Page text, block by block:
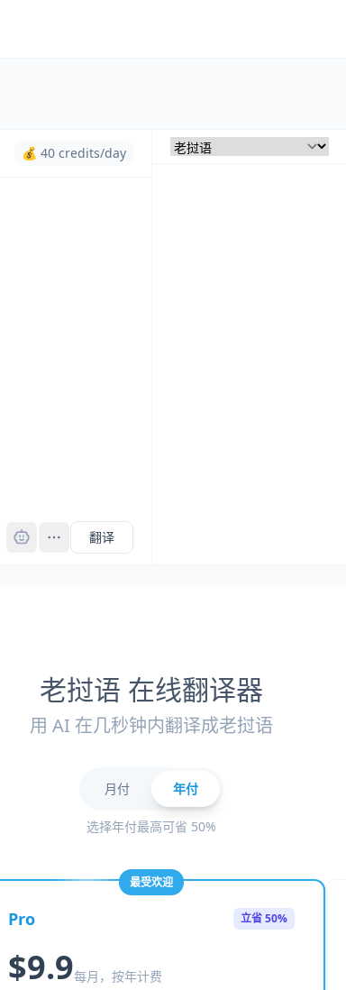
💰 40 credits/day
翻译
老挝语 在线翻译器
用 AI 在几秒钟内翻译成老挝语
月付 年付
选择年付最高可省 50%
最受欢迎
Pro 立省 50%
$9.9每月，按年计费